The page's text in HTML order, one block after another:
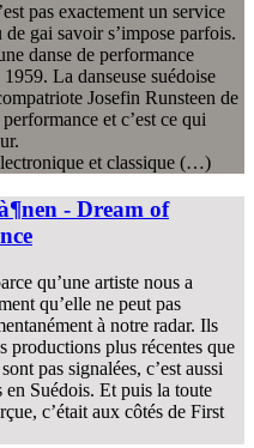
pas exactement un service
gai savoir s’impose parfois.
danse de performance
La danseuse suédoise
Josefin Runsteen de
et c’est ce qui
et classique (…)
- Dream of
qu’une artiste nous a
qu’elle ne peut pas
à notre radar. Ils
productions plus récentes que
pas signalées, c’est aussi
en Suédois. Et puis la toute
c’était aux côtés de First